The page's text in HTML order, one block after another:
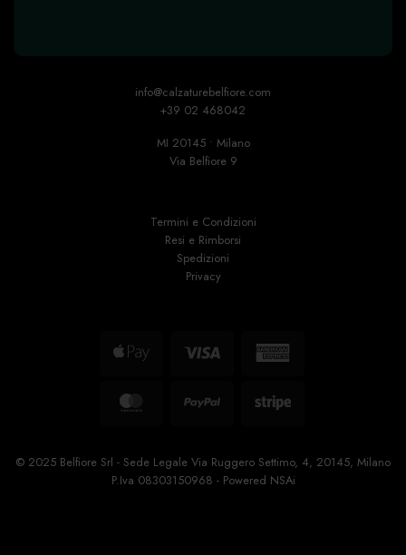
info@calzaturebelfiore.com
+39 02 468042
MI 20145 • Milano
Via Belfiore 9
Termini e Condizioni
Resi e Rimborsi
Spedizioni
Privacy
Apple
Visa
American
MasterCardPayPal Stripe
© 2025 Belfiore Srl - Sede Legale Via Ruggero Settimo, 4, 20145, Milano
P.Iva 08303150968 - Powered NSAi